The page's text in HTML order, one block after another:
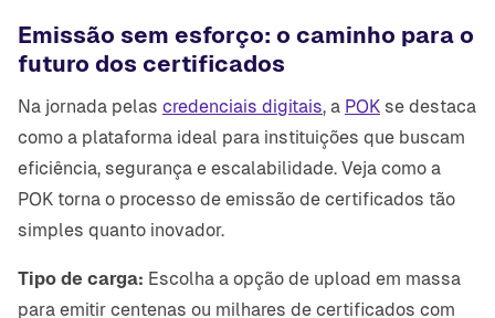
Emissão sem esforço: o caminho para o
futuro dos certificados
Na jornada pelas credenciais digitais, a POK se destaca
como a plataforma ideal para instituições que buscam
eficiência, segurança e escalabilidade. Veja como a
POK torna o processo de emissão de certificados tão
simples quanto inovador.
Tipo de carga: Escolha a opção de upload em massa
para emitir centenas ou milhares de certificados com